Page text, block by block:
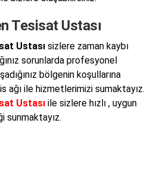
Tesisat Ustası
Ustası sizlere zaman kaybı
sorunlarda profesyonel
bölgenin koşullarına
ağı ile hizmetlerimizi sumaktayız.
Ustası ile sizlere hızlı , uygun
sunmaktayız.